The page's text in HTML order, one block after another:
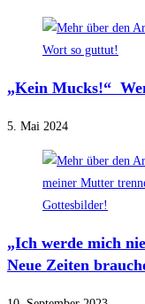
„Kein Mucks!“
5. Mai 2024
„Ich werde mich
Neue Zeiten